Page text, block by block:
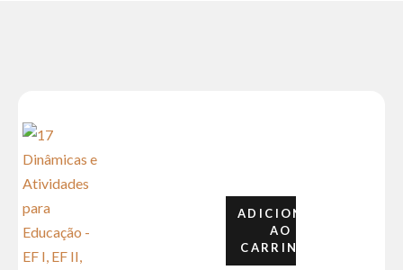
ADICIONAR
AO
CARRINHO